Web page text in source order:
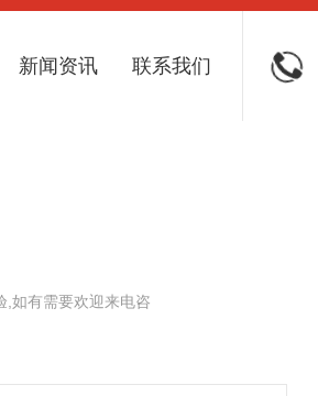
新闻资讯 联系我们
,如有需要欢迎来电咨